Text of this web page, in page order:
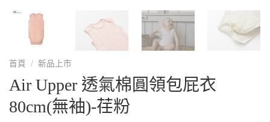
首頁 / 新品上市
Air Upper 透氣棉圓領包屁衣
80cm(無袖)-荏粉